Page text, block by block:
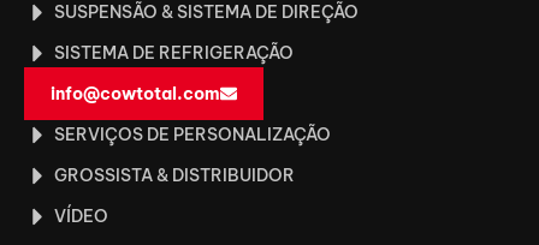
SUSPENSÃO & SISTEMA DE DIREÇÃO
SISTEMA DE REFRIGERAÇÃO
info@cowtotal.com
SERVIÇOS DE PERSONALIZAÇÃO
GROSSISTA & DISTRIBUIDOR
VÍDEO